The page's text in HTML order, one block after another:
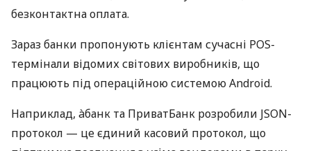
безконтактна оплата.
Зараз банки пропонують клієнтам сучасні POS-
термінали відомих світових виробників, що
працюють під операційною системою Android.
Наприклад, àбанк та ПриватБанк розробили JSON-
протокол — це єдиний касовий протокол, що